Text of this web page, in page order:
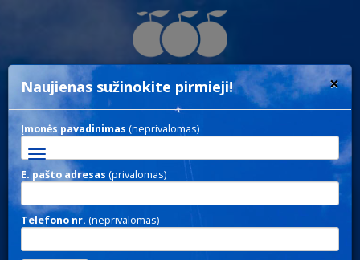
Toggle
navigation
TAG 38 / LAGAMINO
ŽYMEKLIAI
×
Naujienas sužinokite pirmieji!
Įmonės pavadinimas (neprivalomas)
E. pašto adresas (privalomas)
Telefono nr. (neprivalomas)